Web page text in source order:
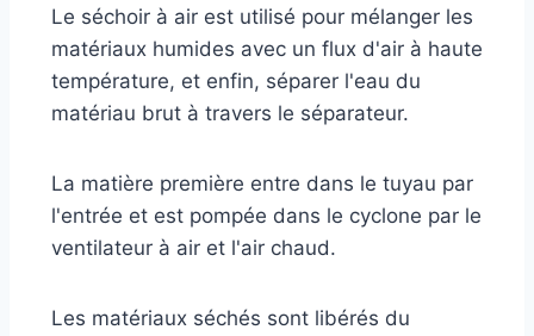
Le séchoir à air est utilisé pour mélanger les
matériaux humides avec un flux d'air à haute
température, et enfin, séparer l'eau du
matériau brut à travers le séparateur.
La matière première entre dans le tuyau par
l'entrée et est pompée dans le cyclone par le
ventilateur à air et l'air chaud.
Les matériaux séchés sont libérés du